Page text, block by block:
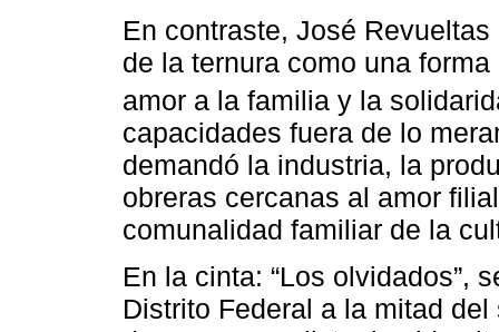
En contraste, José
de la ternura como una
amor a la familia y la
capacidades fuera de lo
demandó la industria, la
obreras cercanas al amor
comunalidad familiar de la
En la cinta: “Los olvidados”,
Distrito Federal a la mitad